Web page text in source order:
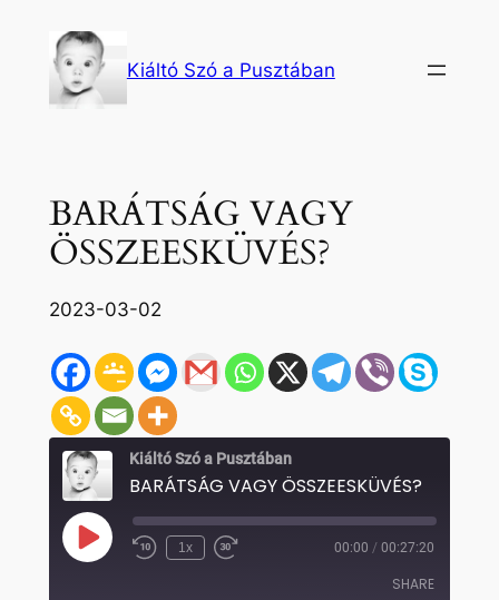
tartalomhoz
Kiáltó Szó a Pusztában
BARÁTSÁG VAGY
ÖSSZEESKÜVÉS?
2023-03-02
Kiáltó Szó a Pusztában
BARÁTSÁG VAGY ÖSSZEESKÜVÉS?
Play
Episode Rewind
1x
Fast
00:00 / 00:27:20
SHARE